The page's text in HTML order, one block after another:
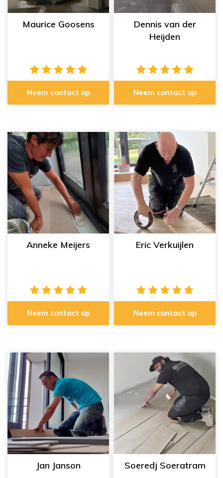
Maurice Goosens
Neem contact op
Dennis van der
Heijden
Neem contact op
Anneke Meijers
Neem contact op
Eric Verkuijlen
Neem contact op
Jan Janson Soeredj Soeratram